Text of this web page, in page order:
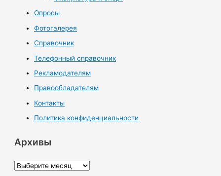
Опросы
Фотогалерея
Справочник
Телефонный справочник
Рекламодателям
Правообладателям
Контакты
Политика конфиденциальности
Архивы
А